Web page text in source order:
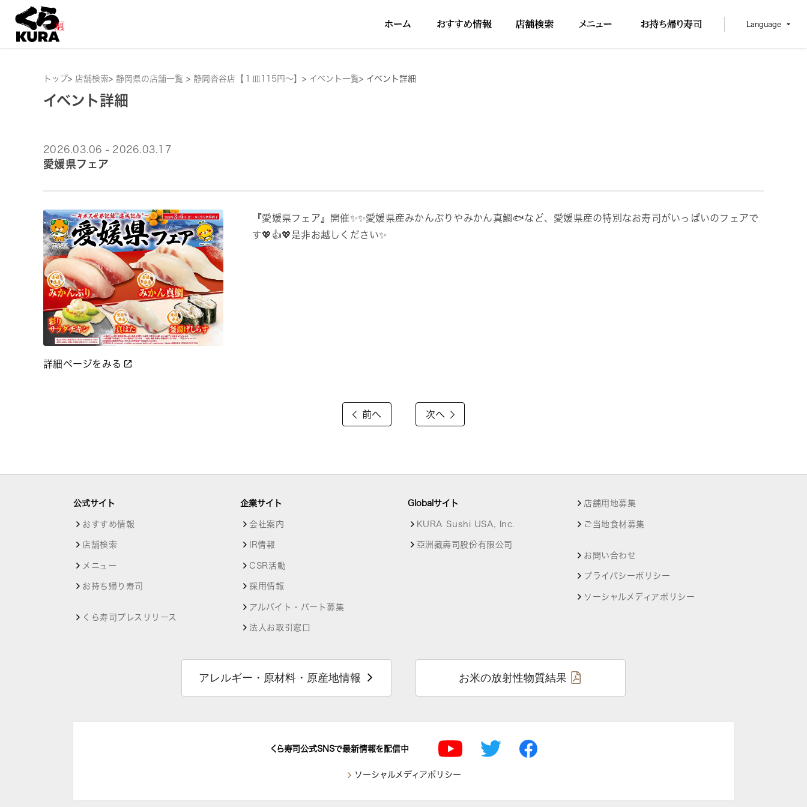
Language
トップ> 店舗検索> 静岡県の店舗一覧 > 静岡沓谷店【１皿115円～】 > イベント一覧> イベント詳細
イベント詳細
2026.03.06 - 2026.03.17
愛媛県フェア
詳細ページをみる
『愛媛県フェア』開催✨✨愛媛県産みかんぶりやみかん真鯛🐟など、愛媛県産の特別なお寿司がいっぱいのフェアで
す💖👍💖是非お越しください✨
前へ 次へ
公式サイト
おすすめ情報
店舗検索
メニュー
お持ち帰り寿司
くら寿司プレスリリース
企業サイト
会社案内
IR情報
CSR活動
採用情報
アルバイト・パート募集
法人お取引窓口
Globalサイト
KURA Sushi USA, Inc.
亞洲藏壽司股份有限公司
店舗用地募集
ご当地食材募集
お問い合わせ
プライバシーポリシー
ソーシャルメディアポリシー
アレルギー・原材料・原産地情報 お米の放射性物質結果
くら寿司公式SNSで最新情報を配信中
ソーシャルメディアポリシー